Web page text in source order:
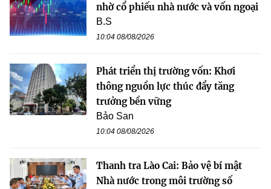
nhờ cổ phiếu nhà nước và vốn ngoại
B.S
10:04 08/08/2026
Phát triển thị trường vốn: Khơi
thông nguồn lực thúc đẩy tăng
trưởng bền vững
Bảo San
10:04 08/08/2026
Thanh tra Lào Cai: Bảo vệ bí mật
Nhà nước trong môi trường số